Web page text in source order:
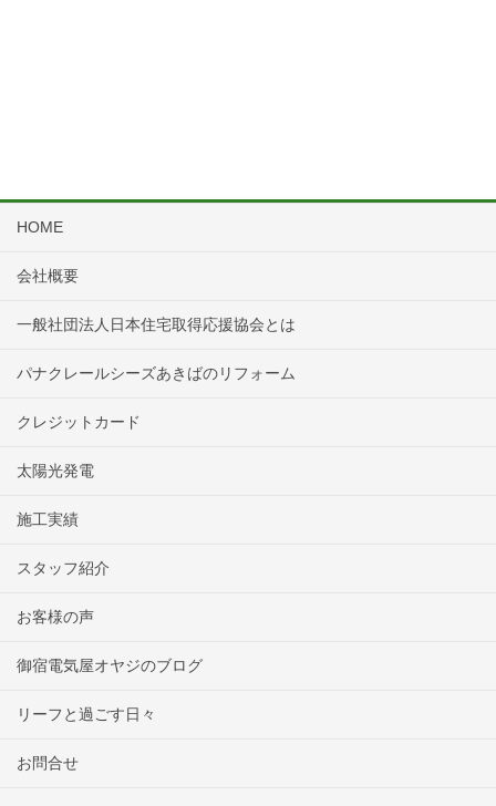
HOME
会社概要
一般社団法人日本住宅取得応援協会とは
パナクレールシーズあきばのリフォーム
クレジットカード
太陽光発電
施工実績
スタッフ紹介
お客様の声
御宿電気屋オヤジのブログ
リーフと過ごす日々
お問合せ